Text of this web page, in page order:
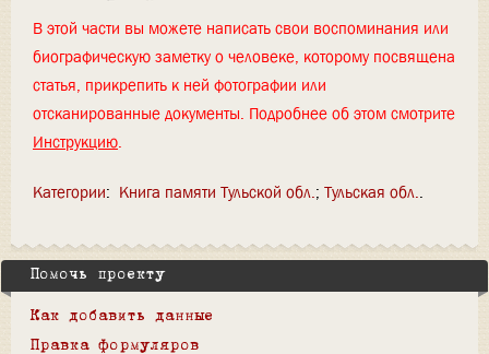
В этой части вы можете написать свои воспоминания или
биографическую заметку о человеке, которому посвящена
статья, прикрепить к ней фотографии или
отсканированные документы. Подробнее об этом смотрите
Инструкцию.
Категории: Книга памяти Тульской обл. Тульская обл.
Помочь проекту
Как добавить данные
Правка формуляров